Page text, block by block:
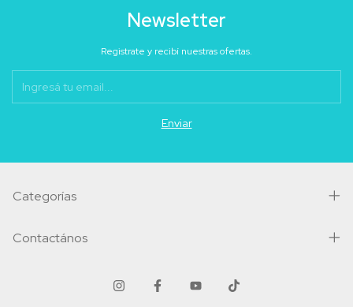
Newsletter
Registrate y recibí nuestras ofertas.
Categorías
Contactános